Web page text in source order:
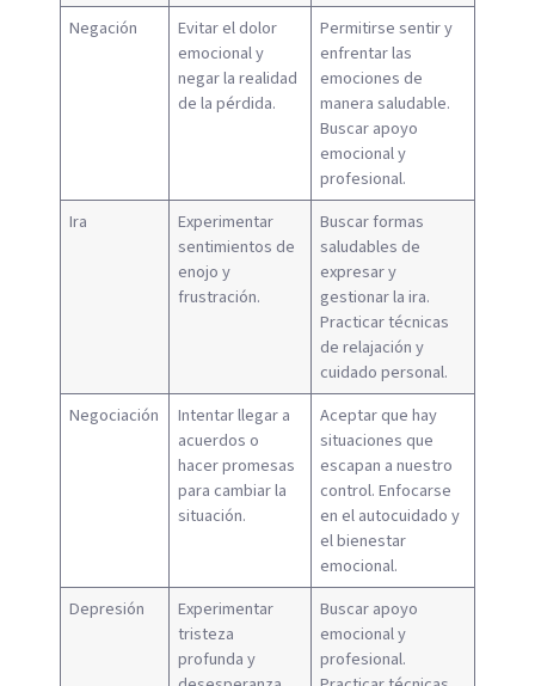
Negación
Evitar el dolor
emocional y
negar la realidad
de la pérdida.
Permitirse sentir y
enfrentar las
emociones de
manera saludable.
Buscar apoyo
emocional y
profesional.
Ira
Experimentar
sentimientos de
enojo y
frustración.
Buscar formas
saludables de
expresar y
gestionar la ira.
Practicar técnicas
de relajación y
cuidado personal.
Negociación
Intentar llegar a
acuerdos o
hacer promesas
para cambiar la
situación.
Aceptar que hay
situaciones que
escapan a nuestro
control. Enfocarse
en el autocuidado y
el bienestar
emocional.
Depresión
Experimentar
tristeza
profunda y
Buscar apoyo
emocional y
profesional.